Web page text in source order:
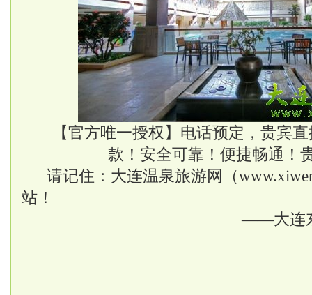
【官方唯一授权】电话预定，贵宾
款！安全可靠！便捷畅通！
请记住：大连温泉旅游网（
站！
——大连